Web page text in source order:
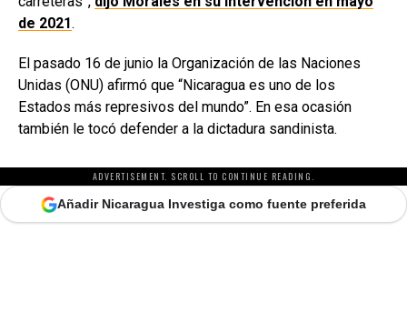
de 2021.
El pasado 16 de junio la Organización de las Naciones
Unidas (ONU) afirmó que “Nicaragua es uno de los
Estados más represivos del mundo”. En esa ocasión
también le tocó defender a la dictadura sandinista.
ADVERTISEMENT. SCROLL TO CONTINUE READING.
Añadir Nicaragua Investiga como fuente preferida